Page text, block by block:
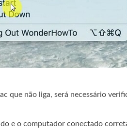
que não liga, será necessário
e o computador conectado